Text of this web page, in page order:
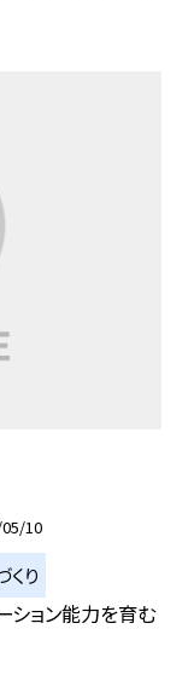
10
り
ション能力を育む